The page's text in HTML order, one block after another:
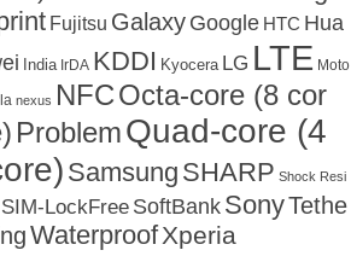
Fujitsu Galaxy Google HTC Hua
India IrDA KDDI Kyocera LG LTE Moto
nexus NFCOcta-core (8 cor
ProblemQuad-core (4
Samsung SHARP Shock Resi
SIM-LockFree SoftBank SonyTethe
WaterproofXperia